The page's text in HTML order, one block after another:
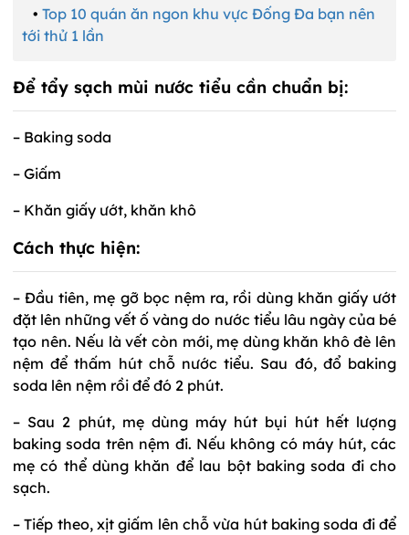
• Top 10 quán ăn ngon khu vực Đống Đa bạn nên
tới thử 1 lần
Để tẩy sạch mùi nước tiểu cần chuẩn bị:
– Baking soda
– Giấm
– Khăn giấy ướt, khăn khô
Cách thực hiện:
– Đầu tiên, mẹ gỡ bọc nệm ra, rồi dùng khăn giấy ướt
đặt lên những vết ố vàng do nước tiểu lâu ngày của bé
tạo nên. Nếu là vết còn mới, mẹ dùng khăn khô đè lên
nệm để thấm hút chỗ nước tiểu. Sau đó, đổ baking
soda lên nệm rồi để đó 2 phút.
– Sau 2 phút, mẹ dùng máy hút bụi hút hết lượng
baking soda trên nệm đi. Nếu không có máy hút, các
mẹ có thể dùng khăn để lau bột baking soda đi cho
sạch.
– Tiếp theo, xịt giấm lên chỗ vừa hút baking soda đi để